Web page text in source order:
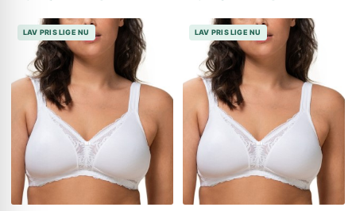
LAV PRIS LIGE NU LAV PRIS LIGE NU